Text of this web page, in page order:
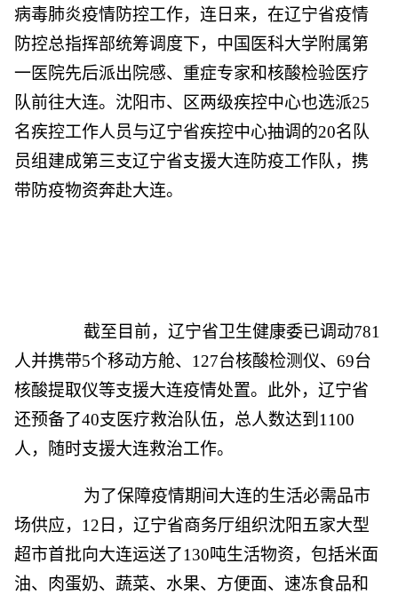
病毒肺炎疫情防控工作，连日来，在辽宁省疫情
防控总指挥部统筹调度下，中国医科大学附属第
一医院先后派出院感、重症专家和核酸检验医疗
队前往大连。沈阳市、区两级疾控中心也选派25
名疾控工作人员与辽宁省疾控中心抽调的20名队
员组建成第三支辽宁省支援大连防疫工作队，携
带防疫物资奔赴大连。
截至目前，辽宁省卫生健康委已调动781
人并携带5个移动方舱、127台核酸检测仪、69台
核酸提取仪等支援大连疫情处置。此外，辽宁省
还预备了40支医疗救治队伍，总人数达到1100
人，随时支援大连救治工作。
为了保障疫情期间大连的生活必需品市
场供应，12日，辽宁省商务厅组织沈阳五家大型
超市首批向大连运送了130吨生活物资，包括米面
油、肉蛋奶、蔬菜、水果、方便面、速冻食品和